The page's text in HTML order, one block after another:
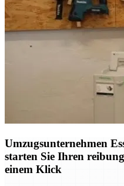
Umzugsunternehmen
starten Sie Ihren
einem Klick